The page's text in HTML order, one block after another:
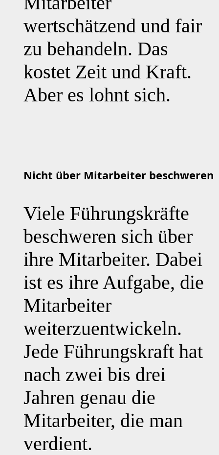
wertschätzend und fair
zu behandeln. Das
kostet Zeit und Kraft.
Aber es lohnt sich.
Nicht über Mitarbeiter beschweren
Viele Führungskräfte
beschweren sich über
ihre Mitarbeiter. Dabei
ist es ihre Aufgabe, die
Mitarbeiter
weiterzuentwickeln.
Jede Führungskraft hat
nach zwei bis drei
Jahren genau die
Mitarbeiter, die man
verdient.